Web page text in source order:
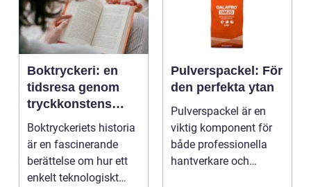
Boktryckeri: en
tidsresa genom
tryckkonstens
värld
Boktryckeriets historia
är en fascinerande
berättelse om hur ett
enkelt teknologiskt
Pulverspackel: För
den perfekta ytan
Pulverspackel är en
viktig komponent för
både professionella
hantverkare och